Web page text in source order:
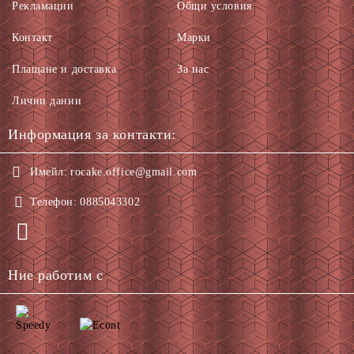
Рекламации
Контакт
Плащане и доставка
Лични данни
Общи условия
Марки
За нас
Информация за контакти:
Имейл: rocake.office@gmail.com
Телефон: 0885043302
Ние работим с